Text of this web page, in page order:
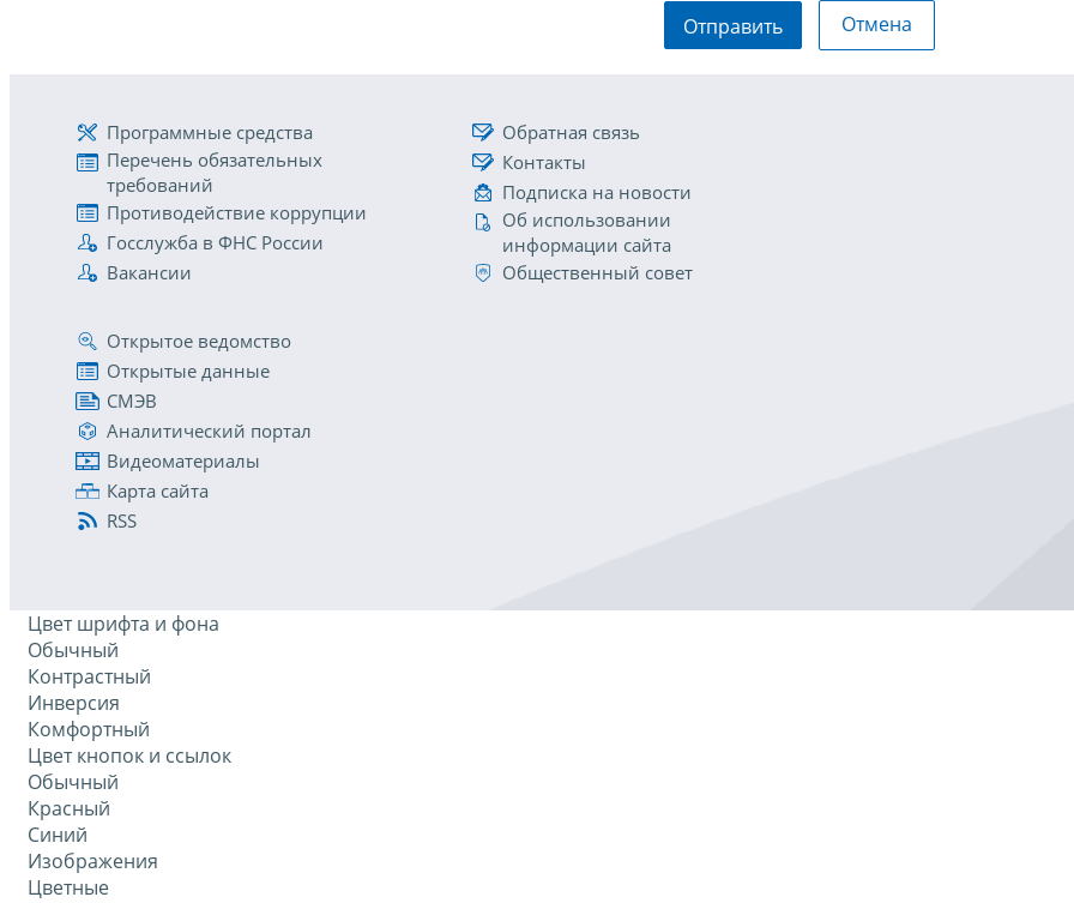
Отправить Отмена
Программные средства
Перечень обязательных
требований
Противодействие коррупции
Госслужба в ФНС России
Вакансии
Обратная связь
Контакты
Подписка на новости
Об использовании
информации сайта
Общественный совет
Открытое ведомство
Открытые данные
СМЭВ
Аналитический портал
Видеоматериалы
Карта сайта
RSS
Цвет шрифта и фона
Обычный
Контрастный
Инверсия
Комфортный
Цвет кнопок и ссылок
Обычный
Красный
Синий
Изображения
Цветные